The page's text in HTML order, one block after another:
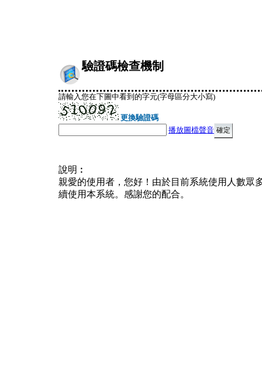
驗證碼檢查機制
請輸入您在下圖中看到的字元(字母區分大小寫)
更換驗證碼
播放圖檔聲音
說明︰
親愛的使用者，您好！由於目前系統使用人數眾
續使用本系統。感謝您的配合。